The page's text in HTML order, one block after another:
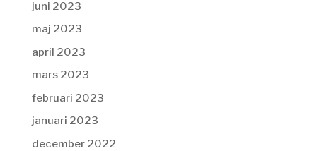
juni 2023
maj 2023
april 2023
mars 2023
februari 2023
januari 2023
december 2022